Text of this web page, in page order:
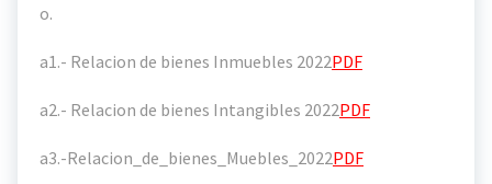
o.
a1.- Relacion de bienes Inmuebles 2022PDF
a2.- Relacion de bienes Intangibles 2022PDF
a3.-Relacion_de_bienes_Muebles_2022PDF